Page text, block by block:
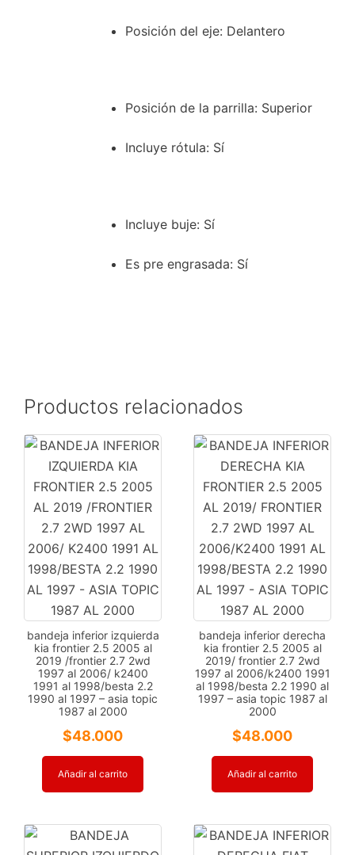
Posición del eje: Delantero
Posición de la parrilla: Superior
Incluye rótula: Sí
Incluye buje: Sí
Es pre engrasada: Sí
Productos relacionados
bandeja inferior izquierda
kia frontier 2.5 2005 al
2019 /frontier 2.7 2wd
1997 al 2006/ k2400
1991 al 1998/besta 2.2
1990 al 1997 – asia topic
1987 al 2000
$48.000
Añadir al carrito
bandeja inferior derecha
kia frontier 2.5 2005 al
2019/ frontier 2.7 2wd
1997 al 2006/k2400 1991
al 1998/besta 2.2 1990 al
1997 – asia topic 1987 al
2000
$48.000
Añadir al carrito